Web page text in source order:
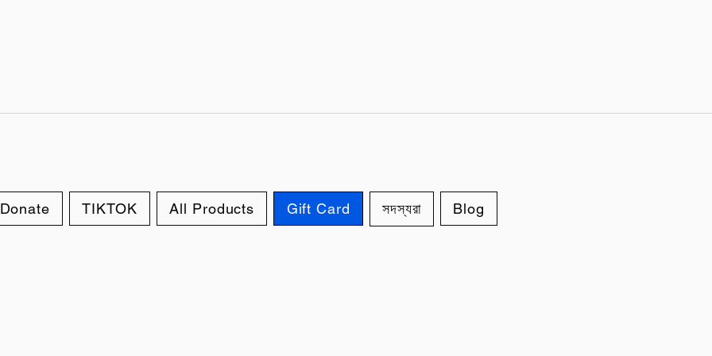
Donate TIKTOK All Products Gift Card সদস্যরা Blog